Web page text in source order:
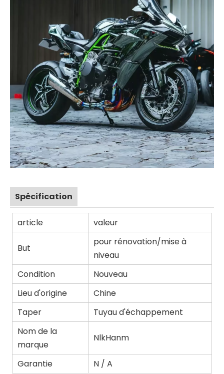
Spécification
article valeur
But
pour rénovation/mise à
niveau
Condition
Nouveau
Lieu d'origine
Chine
Taper
Tuyau d'échappement
Nom de la
marque
NlkHanm
Garantie N / A